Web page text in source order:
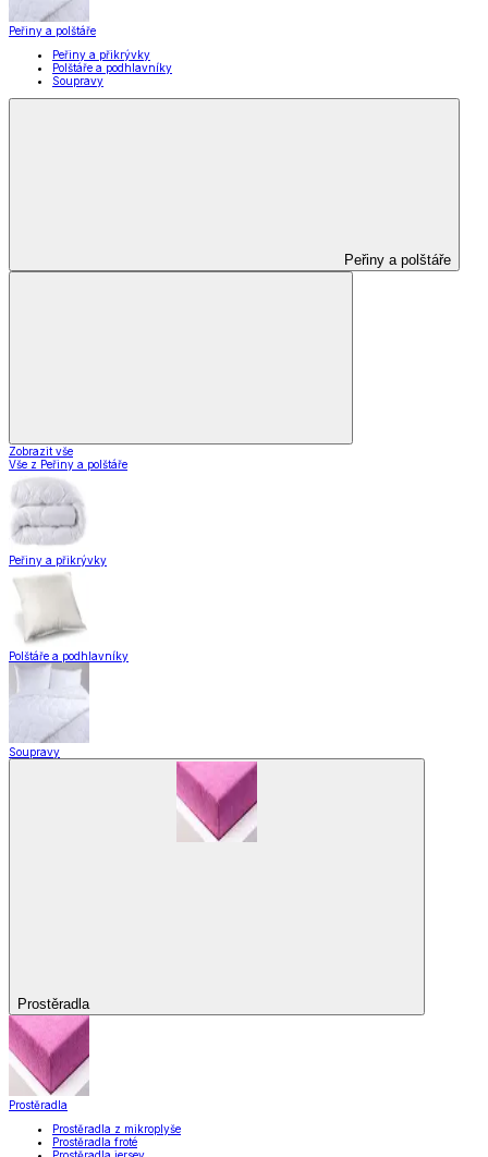
Peřiny a polštáře
Peřiny a přikrývky
Polštáře a podhlavníky
Soupravy
Peřiny a polštáře
Zobrazit vše
Vše z Peřiny a polštáře
Peřiny a přikrývky
Polštáře a podhlavníky
Soupravy
Prostěradla
Prostěradla
Prostěradla z mikroplyše
Prostěradla froté